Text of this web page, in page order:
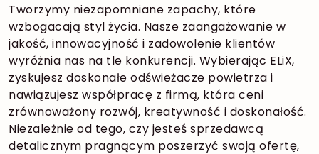
Tworzymy niezapomniane zapachy, które
wzbogacają styl życia. Nasze zaangażowanie w
jakość, innowacyjność i zadowolenie klientów
wyróżnia nas na tle konkurencji. Wybierając ELiX,
zyskujesz doskonałe odświeżacze powietrza i
nawiązujesz współpracę z firmą, która ceni
zrównoważony rozwój, kreatywność i doskonałość.
Niezależnie od tego, czy jesteś sprzedawcą
detalicznym pragnącym poszerzyć swoją ofertę,